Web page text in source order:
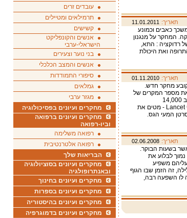
תאריך: 11.01.2011
כאבים וכמונע
המחקר על מנגנון
רדוקציה : התא,
ואת היכולת
תאריך: 01.11.2010
קובע מחקר חדש.
את מספר המקרים של
הסרטן ברבע ואת מספר מקרי המוות מהמחלה ביותר משליש בקרב 14,000
חולים.החוקרים דיווחו כי הממצאים - שפורסמו בכתב העת הרפואי Lancet - מטים את
המעי הגס.
תאריך: 02.06.2008
בשעות הבוקר.
לבלוע את
משפיע
זה הזמן שבו הגוף
לו השפעה רבה,
עובדים זרים
תרמילאים ומטיילים
קשישים
אנשים והקונפליקט
הישראלי-ערבי
בני נוער וצעירים
אנשים והמצב הכלכלי
סיפורי התמודדות
גמלאים
מגזר ערבי
מחקרים ועיונים בפסיכולוגיה
מחקרים ועיונים ברפואה
וביו-רפואה
רפואה משלימה
רפואה אלטרנטיבית
הבריאות שלך
מחקרים ועיונים בסוציולוגיה
ובאנתרופולגיה
מחקרים ועיונים בחינוך
מחקרים ועיונים בספרות
מחקרים ועיונים בהיסטוריה
מחקרים ועיונים בדמוגרפיה